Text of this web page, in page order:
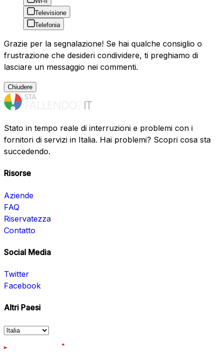
Televisione
Telefonia
Grazie per la segnalazione! Se hai qualche consiglio o
frustrazione che desideri condividere, ti preghiamo di
lasciare un messaggio nei commenti.
Chiudere
Stato in tempo reale di interruzioni e problemi con i
fornitori di servizi in Italia. Hai problemi? Scopri cosa sta
succedendo.
Risorse
Aziende
FAQ
Riservatezza
Contatto
Social Media
Twitter
Facebook
Altri Paesi